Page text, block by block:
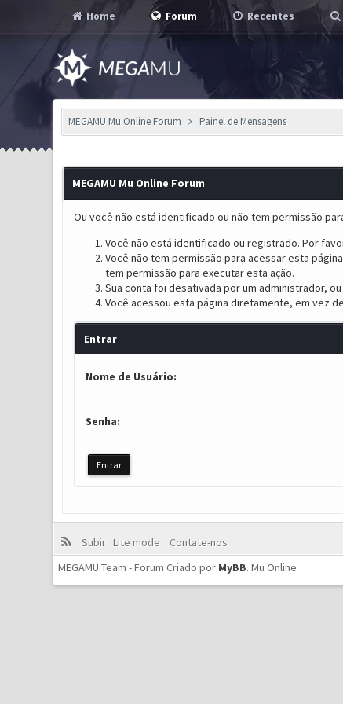
Home Forum Recentes
MEGAMU Mu Online Forum Painel de Mensagens
MEGAMU Mu Online Forum
Ou você não está identificado ou não tem permissão
Você não está identificado ou registrado. Por
Você não tem permissão para acessar esta
tem permissão para executar esta ação.
Sua conta foi desativada por um administrador,
Você acessou esta página diretamente, em vez
Entrar
Nome de Usuário:
Senha:
Subir Lite mode
Contate-nos
MEGAMU Team - Forum Criado por MyBB.Mu Online